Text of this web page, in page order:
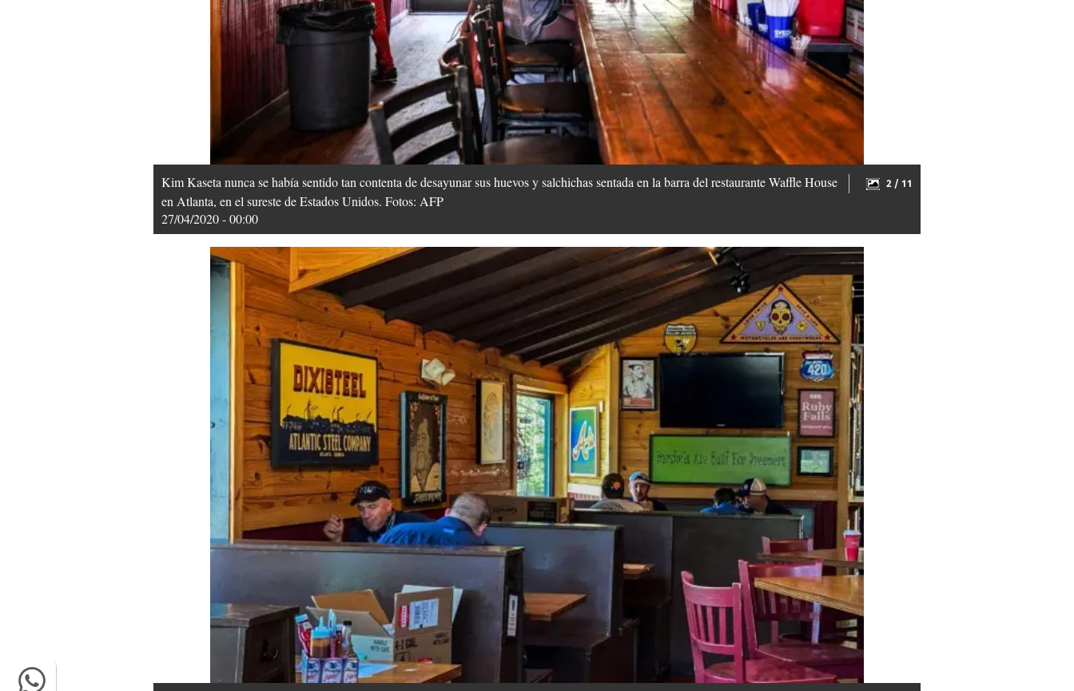
Kim Kaseta nunca se había sentido tan contenta de desayunar sus huevos y salchichas sentada en la barra del restaurante Waffle House
en Atlanta, en el sureste de Estados Unidos. Fotos: AFP
27/04/2020 - 00:00
2 / 11